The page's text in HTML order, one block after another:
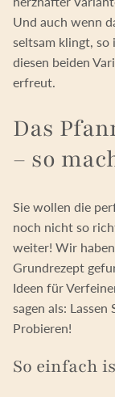
Und auch wenn
seltsam klingt, so
diesen beiden
erfreut.
Das
– so
Sie wollen die
noch nicht so
weiter! Wir
Grundrezept
Ideen für
sagen als:
Probieren!
So einfach